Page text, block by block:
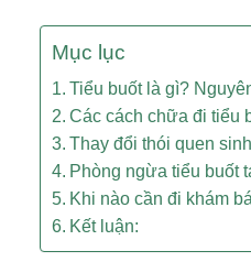
Mục lục
Tiểu buốt là gì?
Các cách chữa đi tiểu
Thay đổi thói quen
Phòng ngừa tiểu buốt
Khi nào cần đi khám
Kết luận: